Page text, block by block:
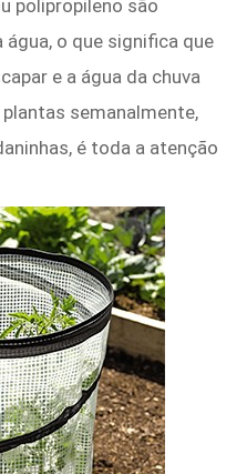
polipropileno são
água, o que significa que
e a água da chuva
semanalmente,
é toda a atenção